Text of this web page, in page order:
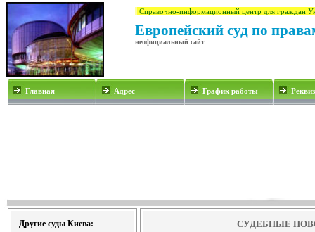
Справочно-информационный центр для граждан
Европейский суд по
неофициальный сайт
Главная Адрес График работы
Другие суды Киева: СУДЕБНЫЕ